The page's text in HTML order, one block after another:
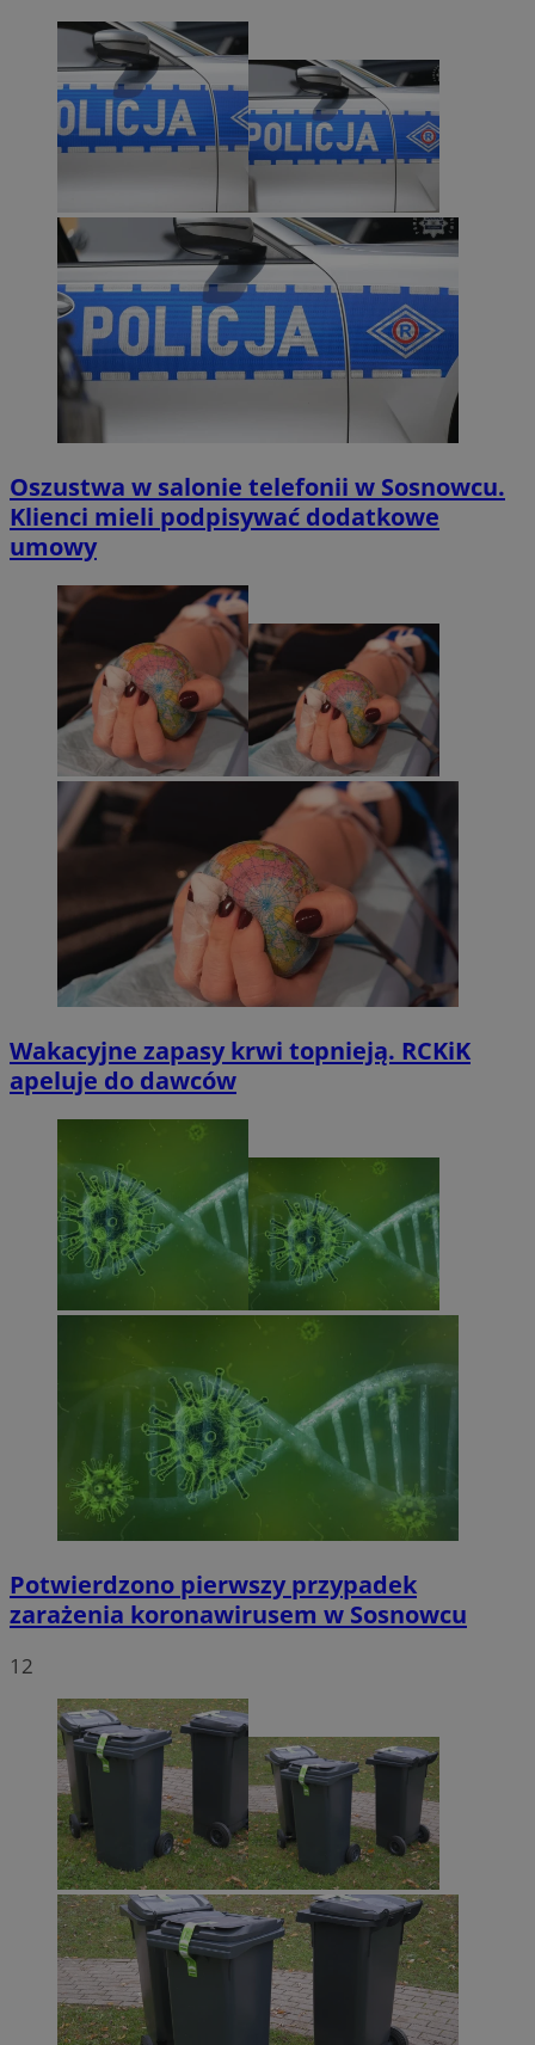
Oszustwa w salonie telefonii w Sosnowcu.
Klienci mieli podpisywać dodatkowe
umowy
Wakacyjne zapasy krwi topnieją. RCKiK
apeluje do dawców
Potwierdzono pierwszy przypadek
zarażenia koronawirusem w Sosnowcu
12